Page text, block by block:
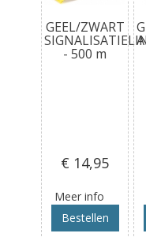
GEEL/ZWART
- 500 m
€ 14,95
Meer info
Bestellen